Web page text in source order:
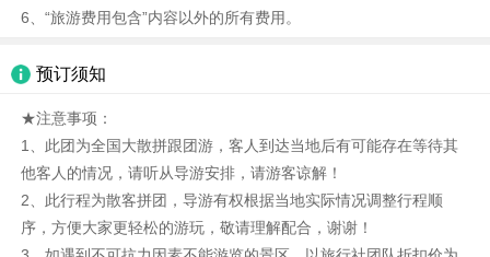
6、“旅游费用包含”内容以外的所有费用。
预订须知
★注意事项：
1、此团为全国大散拼跟团游，客人到达当地后有可能存在等待其
他客人的情况，请听从导游安排，请游客谅解！
2、此行程为散客拼团，导游有权根据当地实际情况调整行程顺
序，方便大家更轻松的游玩，敬请理解配合，谢谢！